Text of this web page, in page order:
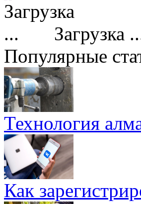
Загрузка
Популярные
Технология
Как